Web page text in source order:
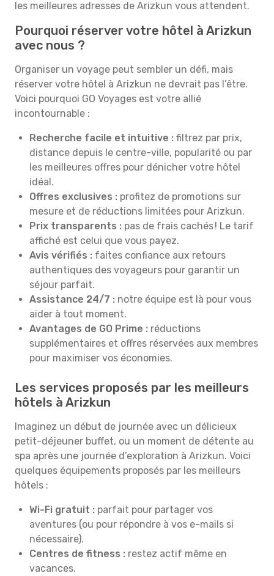
les meilleures adresses de Arizkun vous attendent.
Pourquoi réserver votre hôtel à Arizkun
avec nous ?
Organiser un voyage peut sembler un défi, mais
réserver votre hôtel à Arizkun ne devrait pas l’être.
Voici pourquoi GO Voyages est votre allié
incontournable :
Recherche facile et intuitive : filtrez par prix,
distance depuis le centre-ville, popularité ou par
les meilleures offres pour dénicher votre hôtel
idéal.
Offres exclusives : profitez de promotions sur
mesure et de réductions limitées pour Arizkun.
Prix transparents : pas de frais cachés ! Le tarif
affiché est celui que vous payez.
Avis vérifiés : faites confiance aux retours
authentiques des voyageurs pour garantir un
séjour parfait.
Assistance 24/7 : notre équipe est là pour vous
aider à tout moment.
Avantages de GO Prime : réductions
supplémentaires et offres réservées aux membres
pour maximiser vos économies.
Les services proposés par les meilleurs
hôtels à Arizkun
Imaginez un début de journée avec un délicieux
petit-déjeuner buffet, ou un moment de détente au
spa après une journée d’exploration à Arizkun. Voici
quelques équipements proposés par les meilleurs
hôtels :
Wi-Fi gratuit : parfait pour partager vos
aventures (ou pour répondre à vos e-mails si
nécessaire).
Centres de fitness : restez actif même en
vacances.